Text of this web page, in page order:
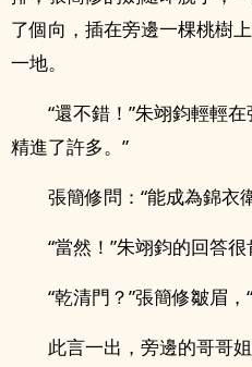
了個向，插在旁邊一棵桃樹
一地。
“還不錯！”朱翊鈞輕輕
精進了許多。”
張簡修問：“能成為錦衣
“當然！”朱翊鈞的回答
“乾清門？”張簡修皺眉
此言一出，旁邊的哥哥